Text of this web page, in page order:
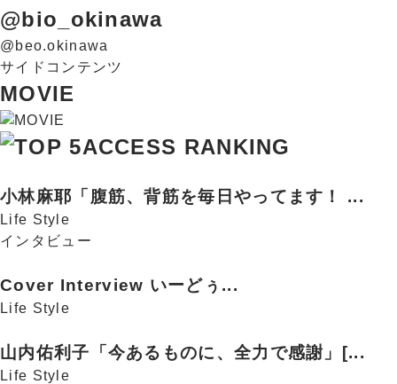
@bio_okinawa
@beo.okinawa
サイドコンテンツ
MOVIE
ACCESS RANKING
小林麻耶「腹筋、背筋を毎日やってます！ ...
Life Style
インタビュー
Cover Interview いーどぅ...
Life Style
山内佑利子「今あるものに、全力で感謝」[...
Life Style